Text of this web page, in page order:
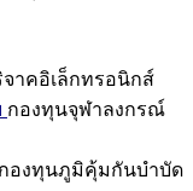
จาคอิเล็กทรอนิกส์
กองทุนจุฬาลงกรณ์
กองทุนภูมิคุ้มกันบำบัด